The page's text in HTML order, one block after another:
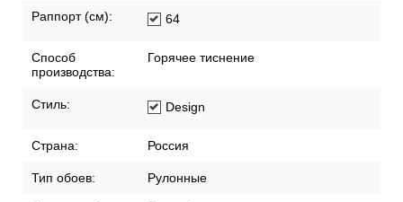
Раппорт (см): 64
Способ
производства:
Горячее тиснение
Стиль: Design
Страна: Россия
Тип обоев: Рулонные